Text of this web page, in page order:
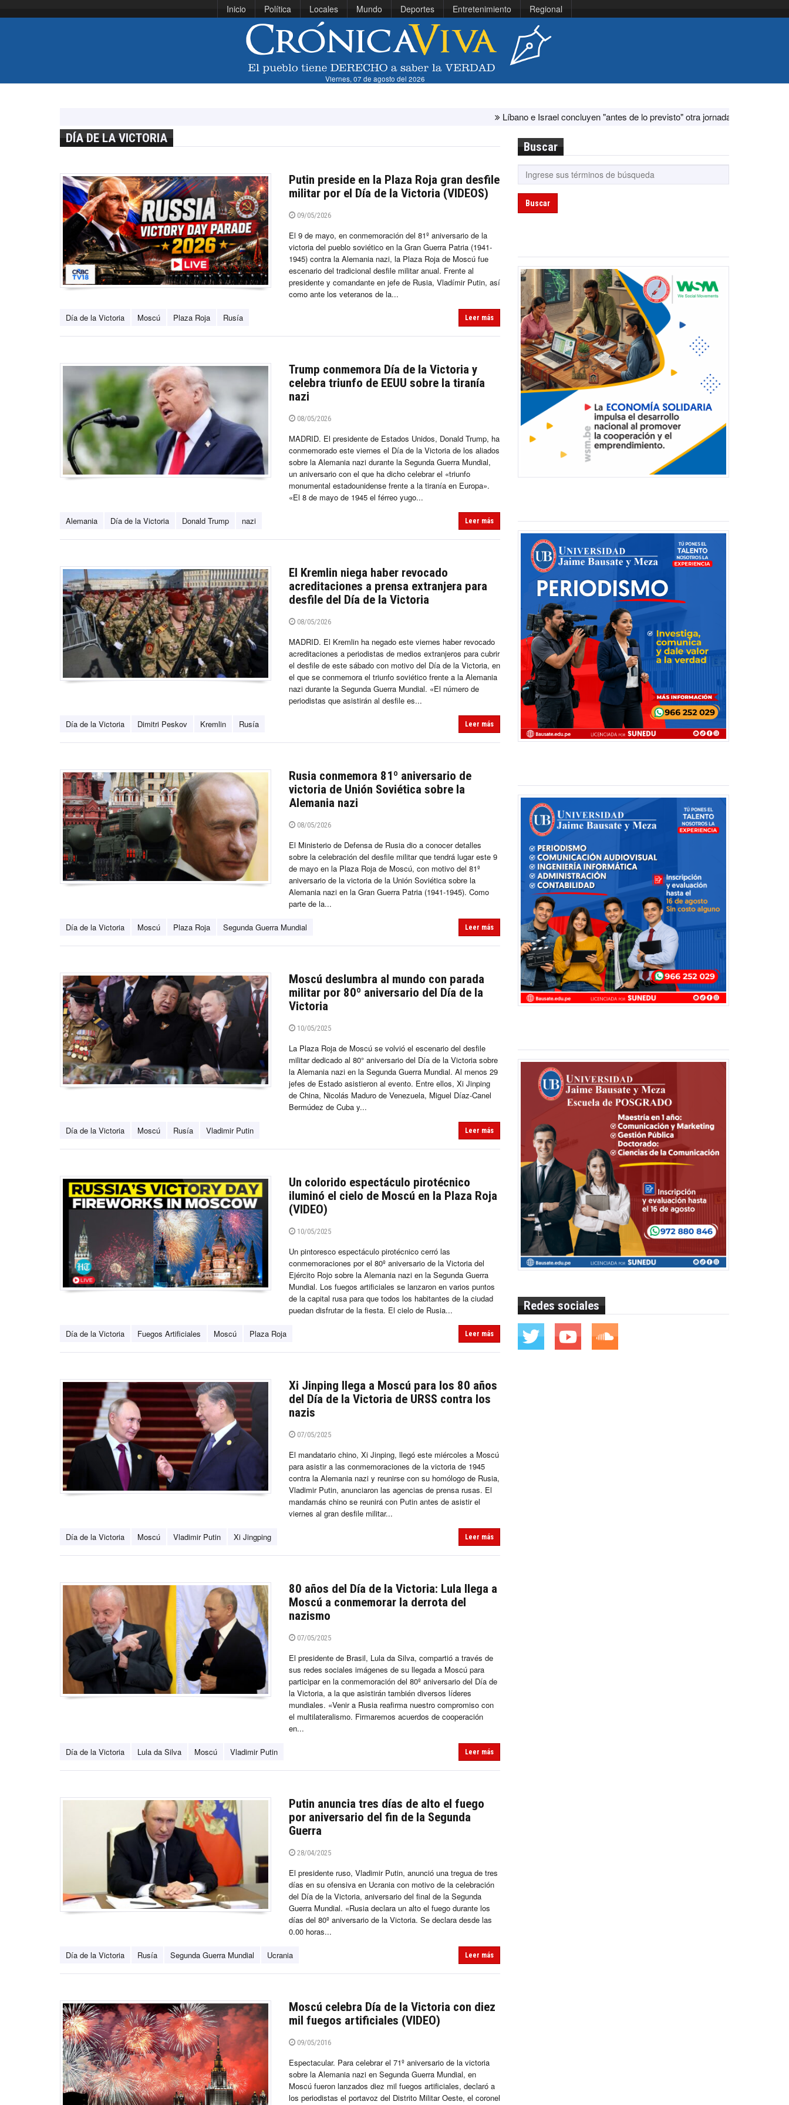
Inicio Política Locales Mundo Deportes Entretenimiento Regional
Viernes, 07 de agosto del 2026
Líbano e Israel concluyen "antes de lo previsto" otra jornada de diálogo por
DÍA DE LA VICTORIA
Putin preside en la Plaza Roja gran desfile
militar por el Día de la Victoria (VIDEOS)
09/05/2026
El 9 de mayo, en conmemoración del 81º aniversario de la
victoria del pueblo soviético en la Gran Guerra Patria (1941-
1945) contra la Alemania nazi, la Plaza Roja de Moscú fue
escenario del tradicional desfile militar anual. Frente al
presidente y comandante en jefe de Rusia, Vladímir Putin, así
como ante los veteranos de la...
Día de la Victoria Moscú Plaza Roja Rusía Leer más
Trump conmemora Día de la Victoria y
celebra triunfo de EEUU sobre la tiranía
nazi
08/05/2026
MADRID. El presidente de Estados Unidos, Donald Trump, ha
conmemorado este viernes el Día de la Victoria de los aliados
sobre la Alemania nazi durante la Segunda Guerra Mundial,
un aniversario con el que ha dicho celebrar el «triunfo
monumental estadounidense frente a la tiranía en Europa».
«El 8 de mayo de 1945 el férreo yugo...
Alemania Día de la Victoria Donald Trump nazi Leer más
El Kremlin niega haber revocado
acreditaciones a prensa extranjera para
desfile del Día de la Victoria
08/05/2026
MADRID. El Kremlin ha negado este viernes haber revocado
acreditaciones a periodistas de medios extranjeros para cubrir
el desfile de este sábado con motivo del Día de la Victoria, en
el que se conmemora el triunfo soviético frente a la Alemania
nazi durante la Segunda Guerra Mundial. «El número de
periodistas que asistirán al desfile es...
Día de la Victoria Dimitri Peskov Kremlin Rusía Leer más
Rusia conmemora 81º aniversario de
victoria de Unión Soviética sobre la
Alemania nazi
08/05/2026
El Ministerio de Defensa de Rusia dio a conocer detalles
sobre la celebración del desfile militar que tendrá lugar este 9
de mayo en la Plaza Roja de Moscú, con motivo del 81º
aniversario de la victoria de la Unión Soviética sobre la
Alemania nazi en la Gran Guerra Patria (1941-1945). Como
parte de la...
Día de la Victoria Moscú Plaza Roja Segunda Guerra Mundial Leer más
Moscú deslumbra al mundo con parada
militar por 80º aniversario del Día de la
Victoria
10/05/2025
La Plaza Roja de Moscú se volvió el escenario del desfile
militar dedicado al 80° aniversario del Día de la Victoria sobre
la Alemania nazi en la Segunda Guerra Mundial. Al menos 29
jefes de Estado asistieron al evento. Entre ellos, Xi Jinping
de China, Nicolás Maduro de Venezuela, Miguel Díaz-Canel
Bermúdez de Cuba y...
Día de la Victoria Moscú Rusía Vladimir Putin Leer más
Un colorido espectáculo pirotécnico
iluminó el cielo de Moscú en la Plaza Roja
(VIDEO)
10/05/2025
Un pintoresco espectáculo pirotécnico cerró las
conmemoraciones por el 80º aniversario de la Victoria del
Ejército Rojo sobre la Alemania nazi en la Segunda Guerra
Mundial. Los fuegos artificiales se lanzaron en varios puntos
de la capital rusa para que todos los habitantes de la ciudad
puedan disfrutar de la fiesta. El cielo de Rusia...
Día de la Victoria Fuegos Artificiales Moscú Plaza Roja Leer más
Xi Jinping llega a Moscú para los 80 años
del Día de la Victoria de URSS contra los
nazis
07/05/2025
El mandatario chino, Xi Jinping, llegó este miércoles a Moscú
para asistir a las conmemoraciones de la victoria de 1945
contra la Alemania nazi y reunirse con su homólogo de Rusia,
Vladimir Putin, anunciaron las agencias de prensa rusas. El
mandamás chino se reunirá con Putin antes de asistir el
viernes al gran desfile militar...
Día de la Victoria Moscú Vladimir Putin Xi Jingping Leer más
80 años del Día de la Victoria: Lula llega a
Moscú a conmemorar la derrota del
nazismo
07/05/2025
El presidente de Brasil, Lula da Silva, compartió a través de
sus redes sociales imágenes de su llegada a Moscú para
participar en la conmemoración del 80º aniversario del Día de
la Victoria, a la que asistirán también diversos líderes
mundiales. «Venir a Rusia reafirma nuestro compromiso con
el multilateralismo. Firmaremos acuerdos de cooperación
en...
Día de la Victoria Lula da Silva Moscú Vladimir Putin Leer más
Putin anuncia tres días de alto el fuego
por aniversario del fin de la Segunda
Guerra
28/04/2025
El presidente ruso, Vladimir Putin, anunció una tregua de tres
días en su ofensiva en Ucrania con motivo de la celebración
del Día de la Victoria, aniversario del final de la Segunda
Guerra Mundial. «Rusia declara un alto el fuego durante los
días del 80º aniversario de la Victoria. Se declara desde las
0.00 horas...
Día de la Victoria Rusía Segunda Guerra Mundial Ucrania Leer más
Moscú celebra Día de la Victoria con diez
mil fuegos artificiales (VIDEO)
09/05/2016
Espectacular. Para celebrar el 71º aniversario de la victoria
sobre la Alemania nazi en Segunda Guerra Mundial, en
Moscú fueron lanzados diez mil fuegos artificiales, declaró a
los periodistas el portavoz del Distrito Militar Oeste, el coronel
Buscar
Buscar
Redes sociales